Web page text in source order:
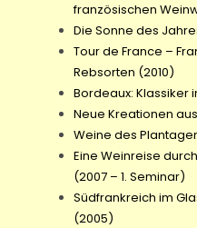
französischen
Die Sonne des
Tour de France –
Rebsorten (2010)
Bordeaux: Klassiker
Neue Kreationen
Weine des
Eine Weinreise
(2007 – 1. Seminar)
Südfrankreich im
(2005)